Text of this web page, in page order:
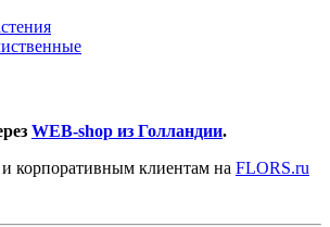
WEB-shop из Голландии.
корпоративным клиентам на FLORS.ru